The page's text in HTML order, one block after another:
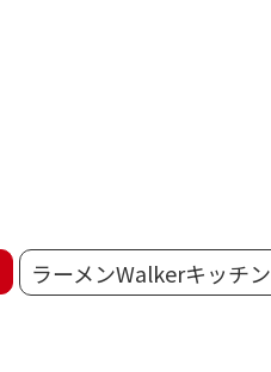
ラーメンWalkerキッチン